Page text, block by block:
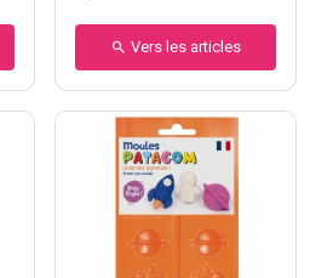
Vers les articles